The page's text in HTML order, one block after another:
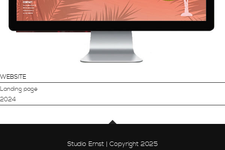
WEBSITE
Landing page
2024
Studio Ernst | Copyright 2025